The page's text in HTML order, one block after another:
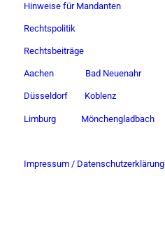
Hinweise für Mandanten
Rechtspolitik
Rechtsbeiträge
Aachen Bad Neuenahr
Düsseldorf Koblenz
Limburg Mönchengladbach
Impressum / Datenschutzerklärung